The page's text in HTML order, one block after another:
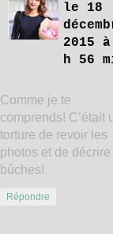
le 18
2015
h 56
Comme je te
comprends! C’était
torture de revoir les
photos et de décrire
bûches!
Répondre